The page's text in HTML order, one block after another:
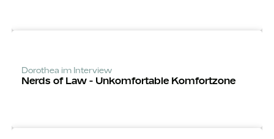
Dorothea im Interview
Nerds of Law - Unkomfortable Komfortzone